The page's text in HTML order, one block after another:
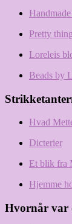
Pretty
Loreleis
Beads by
Hvad
Dicterier
Et blik fra
Hjemme
Hvornår var